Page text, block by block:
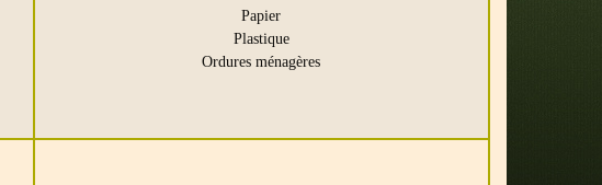
Papier
Plastique
Ordures ménagères